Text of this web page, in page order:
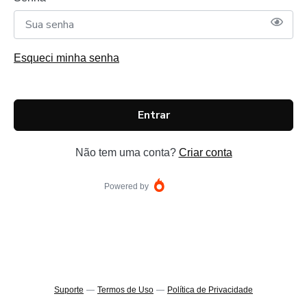
Esqueci minha senha
Entrar
Não tem uma conta? Criar conta
Powered by
Suporte — Termos de Uso — Política de Privacidade